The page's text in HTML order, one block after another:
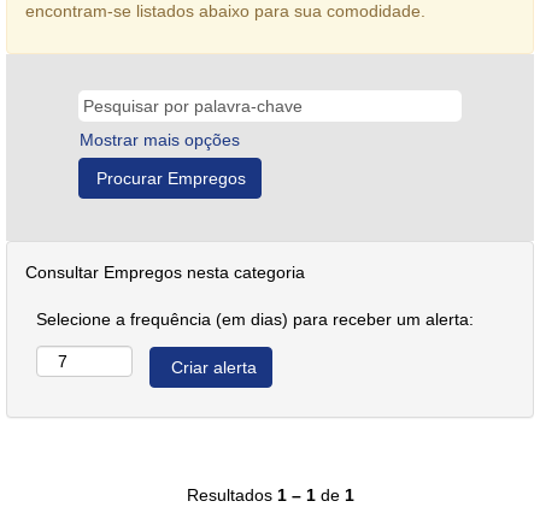
encontram-se listados abaixo para sua comodidade.
Mostrar mais opções
Consultar Empregos nesta categoria
Selecione a frequência (em dias) para receber um alerta:
Resultados 1 – 1de 1